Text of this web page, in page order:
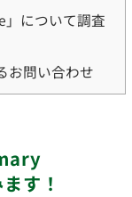
について調査
お問い合わせ
す！